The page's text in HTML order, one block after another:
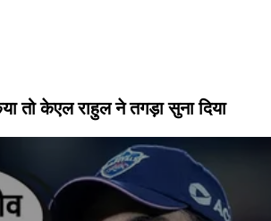
तो केएल राहुल ने तगड़ा सुना दिया